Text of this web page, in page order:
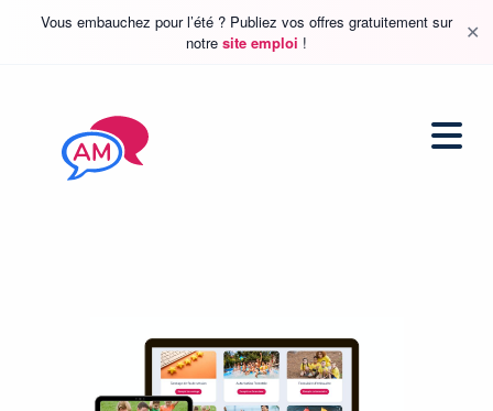
Vous embauchez pour l’été ? Publiez vos offres gratuitement sur
notre site emploi ! ✕